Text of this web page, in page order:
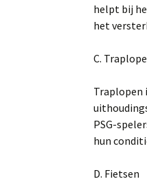
helpt bij
het
C.
Traplopen
PSG-
hun
D. Fietsen